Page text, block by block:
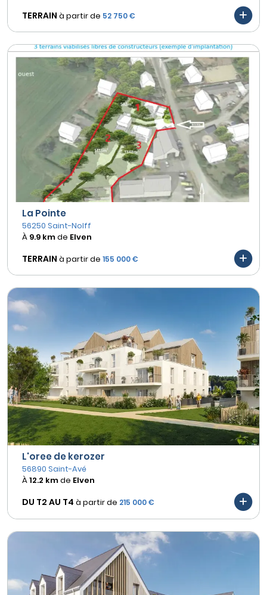
TERRAIN à partir de 52 750 €
La Pointe
56250 Saint-Nolff
À 9.9 kmde Elven
TERRAIN à partir de 155 000 €
L'oree de kerozer
56890 Saint-Avé
À12.2 kmde Elven
DU T2 AU T4 à partir de 215 000 €